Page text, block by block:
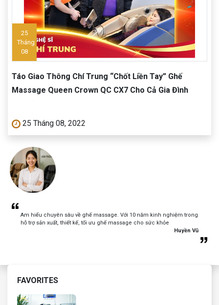
25
Tháng
08
Táo Giao Thông Chí Trung “Chốt Liền Tay” Ghế
Massage Queen Crown QC CX7 Cho Cả Gia Đình
25 Tháng 08, 2022
Am hiểu chuyên sâu về ghế massage. Với 10 năm kinh nghiệm trong
hỗ trợ sản xuất, thiết kế, tối ưu ghế massage cho sức khỏe
Huyền Vũ
FAVORITES